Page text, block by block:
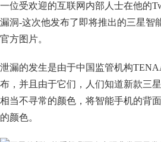
一位受欢迎的互联网内部人士在他的
漏洞-这次他发布了即将推出的三星智
官方图片。
泄漏的发生是由于中国监管机构
布，并且由于它们，人们知道新款三
相当不寻常的颜色，将智能手机的背
的颜色。